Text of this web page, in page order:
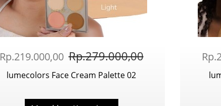
Rp.219.000,00 Rp.279.000,00
lumecolors Face Cream Palette 02